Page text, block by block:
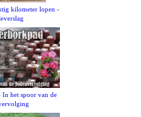
kilometer lopen -
In het spoor van de